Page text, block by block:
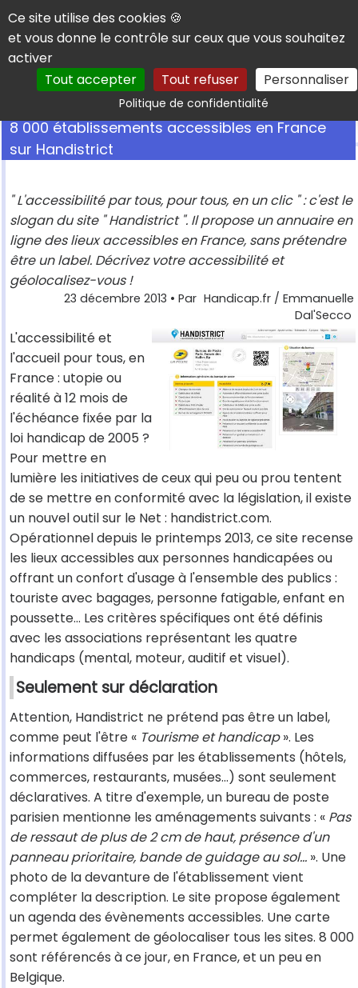
Panneau de gestion des cookies
Ce site utilise des cookies 🍪
et vous donne le contrôle sur ceux que vous souhaitez
activer
Tout accepter
Tout refuser Personnaliser
Politique de confidentialitéRechercher
8 000 établissements accessibles en France
sur Handistrict
" L'accessibilité par tous, pour tous, en un clic " : c'est le
slogan du site " Handistrict ". Il propose un annuaire en
ligne des lieux accessibles en France, sans prétendre
être un label. Décrivez votre accessibilité et
géolocalisez-vous !
23 décembre 2013 • Par Handicap.fr / Emmanuelle
Dal'Secco
L'accessibilité et
l'accueil pour tous, en
France : utopie ou
réalité à 12 mois de
l'échéance fixée par la
loi handicap de 2005 ?
Pour mettre en
lumière les initiatives de ceux qui peu ou prou tentent
de se mettre en conformité avec la législation, il existe
un nouvel outil sur le Net : handistrict.com.
Opérationnel depuis le printemps 2013, ce site recense
les lieux accessibles aux personnes handicapées ou
offrant un confort d'usage à l'ensemble des publics :
touriste avec bagages, personne fatigable, enfant en
poussette... Les critères spécifiques ont été définis
avec les associations représentant les quatre
handicaps (mental, moteur, auditif et visuel).
Seulement sur déclaration
Attention, Handistrict ne prétend pas être un label,
comme peut l'être « Tourisme et handicap». Les
informations diffusées par les établissements (hôtels,
commerces, restaurants, musées...) sont seulement
déclaratives. A titre d'exemple, un bureau de poste
parisien mentionne les aménagements suivants : « Pas
de ressaut de plus de 2 cm de haut, présence d'un
panneau prioritaire, bande de guidage au sol... ». Une
photo de la devanture de l'établissement vient
compléter la description. Le site propose également
un agenda des évènements accessibles. Une carte
permet également de géolocaliser tous les sites. 8 000
sont référencés à ce jour, en France, et un peu en
Belgique.